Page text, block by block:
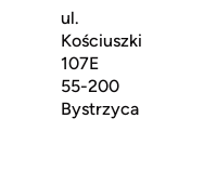
ul.
Kościuszki
107E
55-200
Bystrzyca